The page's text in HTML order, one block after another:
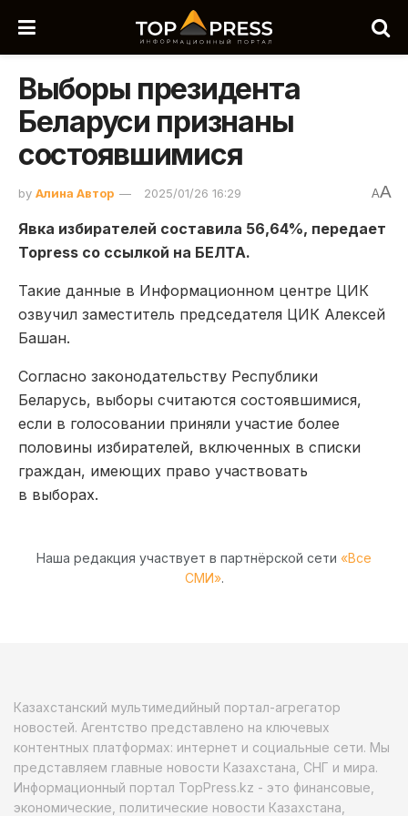
Выборы президента
Беларуси признаны
состоявшимися
by Алина Автор 2025/01/26 16:29 AA
Явка избирателей составила 56,64%, передает
Topress со ссылкой на БЕЛТА.
Такие данные в Информационном центре ЦИК
озвучил заместитель председателя ЦИК Алексей
Башан.
Согласно законодательству Республики
Беларусь, выборы считаются состоявшимися,
если в голосовании приняли участие более
половины избирателей, включенных в списки
граждан, имеющих право участвовать
в выборах.
Наша редакция участвует в партнёрской сети «Все
СМИ».
Казахстанский мультимедийный портал-агрегатор
новостей. Агентство представлено на ключевых
контентных платформах: интернет и социальные сети. Мы
представляем главные новости Казахстана, СНГ и мира.
Информационный портал TopPress.kz - это финансовые,
экономические, политические новости Казахстана,